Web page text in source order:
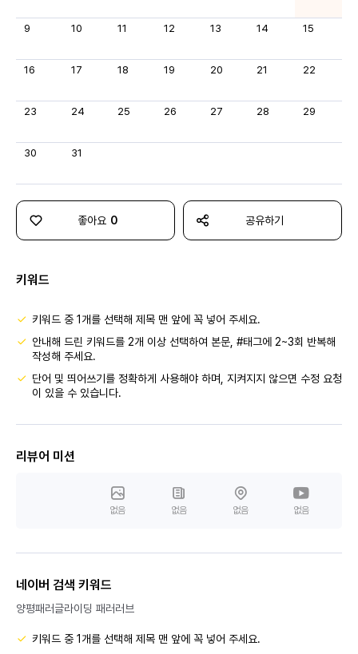
9 10 11 12 13 14 15
16 17 18 19 20 21 22
23 24 25 26 27 28 29
30 31
좋아요 0 공유하기
키워드
키워드 중 1개를 선택해 제목 맨 앞에 꼭 넣어 주세요.
안내해 드린 키워드를 2개 이상 선택하여 본문, #태그에 2~3회 반복해
작성해 주세요.
단어 및 띄어쓰기를 정확하게 사용해야 하며, 지켜지지 않으면 수정 요청
이 있을 수 있습니다.
리뷰어 미션
없음 없음 없음 없음
네이버 검색 키워드
양평패러글라이딩 패러러브
키워드 중 1개를 선택해 제목 맨 앞에 꼭 넣어 주세요.